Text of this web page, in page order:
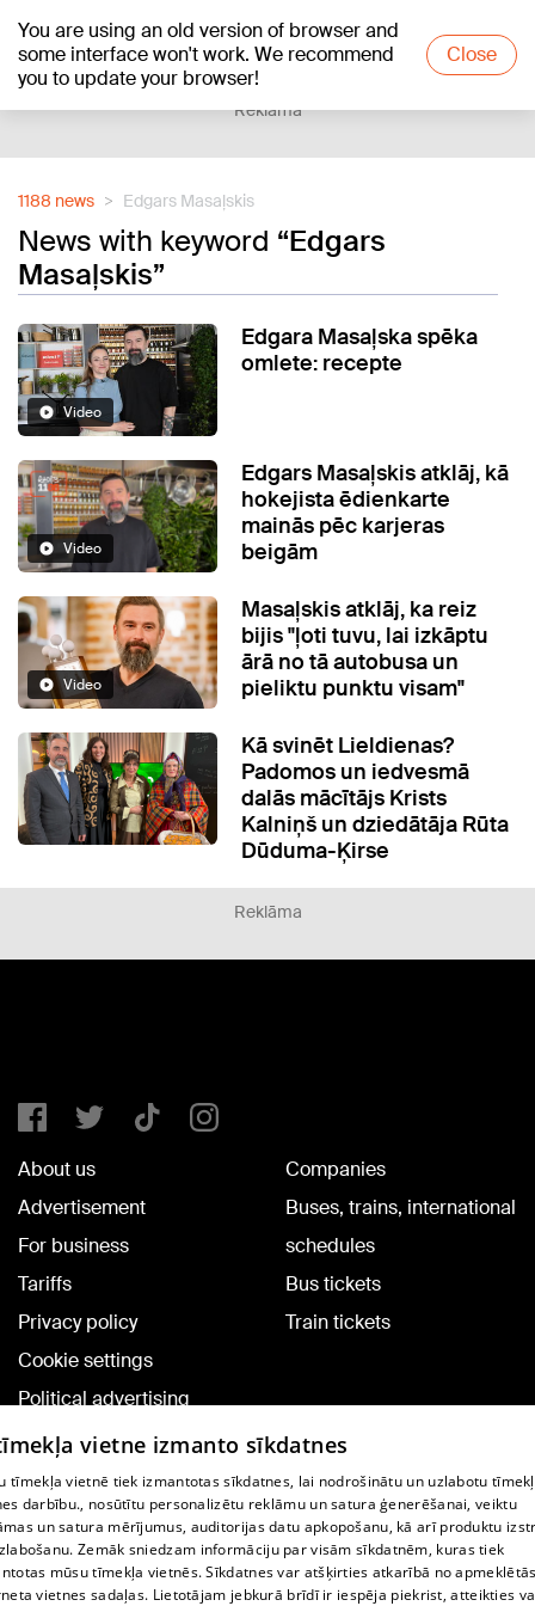
You are using an old version of browser and
some interface won't work. We recommend
you to update your browser!
Close
+20°C
Reklāma
1188 news Edgars Masaļskis
News with keyword “Edgars
Masaļskis”
Video
Edgara Masaļska spēka
omlete: recepte
Video
Edgars Masaļskis atklāj, kā
hokejista ēdienkarte
mainās pēc karjeras
beigām
Video
Masaļskis atklāj, ka reiz
bijis "ļoti tuvu, lai izkāptu
ārā no tā autobusa un
pieliktu punktu visam"
Kā svinēt Lieldienas?
Padomos un iedvesmā
dalās mācītājs Krists
Kalniņš un dziedātāja Rūta
Dūduma-Ķirse
Reklāma
About us
Advertisement
For business
Tariffs
Privacy policy
Cookie settings
Political advertising
Cookie policy
Commenting terms
Companies
Buses, trains, international
schedules
Bus tickets
Train tickets
TV program
Contract rules
vietne izmanto sīkdatnes
tīmekļa vietnē tiek izmantotas sīkdatnes, lai nodrošinātu un uzlabotu
darbību., nosūtītu personalizētu reklāmu un satura ģenerēšanai, veiktu
un satura mērījumus, auditorijas datu apkopošanu, kā arī produktu
Zemāk sniedzam informāciju par visām sīkdatnēm, kuras tiek
mūsu tīmekļa vietnēs. Sīkdatnes var atšķirties atkarībā no
vietnes sadaļas. Lietotājam jebkurā brīdī ir iespēja piekrist, atteikties